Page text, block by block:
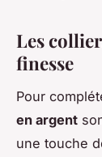
Les
finesse
Pour
en argent
une touche